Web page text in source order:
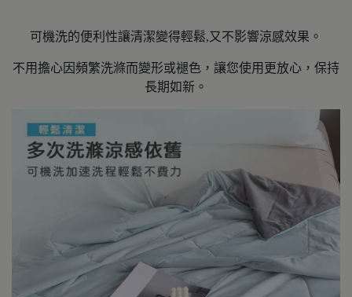
可機洗的便利性讓清潔變得輕鬆,又不影響涼感效果。
不用擔心因頻繁洗滌而變形或褪色，讓您使用更放心，保持
長期如新。